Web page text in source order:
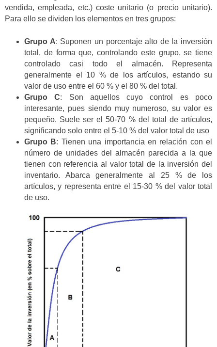
vendida, empleada, etc.) coste unitario (o precio unitario).
Para ello se dividen los elementos en tres grupos:
Grupo A: Suponen un porcentaje alto de la inversión
total, de forma que, controlando este grupo, se tiene
controlado casi todo el almacén. Representa
generalmente el 10 % de los artículos, estando su
valor de uso entre el 60 % y el 80 % del total.
Grupo C: Son aquellos cuyo control es poco
interesante, pues siendo muy numeroso, su valor es
pequeño. Suele ser el 50-70 % del total de artículos,
significando solo entre el 5-10 % del valor total de uso
Grupo B: Tienen una importancia en relación con el
número de unidades del almacén parecida a la que
tienen con referencia al valor total de la inversión del
inventario. Abarca generalmente al 25 % de los
artículos, y representa entre el 15-30 % del valor total
de uso.